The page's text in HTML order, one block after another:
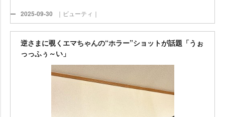
2025-09-30 ｜ビューティ｜
逆さまに覗くエマちゃんの“ホラー”ショットが話題「うぉ
っっふぅ～い」